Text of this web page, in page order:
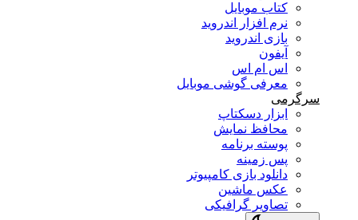
کتاب موبایل
نرم افزار اندروید
بازی اندروید
آیفون
اس ام اس
معرفی گوشی موبایل
سرگرمی
ابزار دسکتاپ
محافظ نمایش
پوسته برنامه
پس زمینه
دانلود بازی کامپیوتر
عکس ماشین
تصاویر گرافیکی